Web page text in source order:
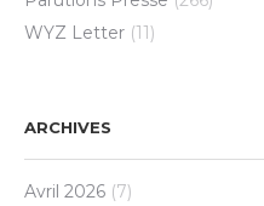
WYZ Letter (11)
ARCHIVES
Avril 2026 (7)